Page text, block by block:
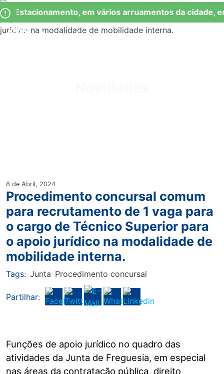
Observação:
este
site
Skip
to
content
Estacionamento, em vários arruamentos da cidade,
8 de Abril, 2024
Procedimento concursal comum
para recrutamento de 1 vaga para
o cargo de Técnico Superior para
o apoio jurídico na modalidade de
mobilidade interna.
Tags: Junta Procedimento concursal
Partilhar:
Funções de apoio jurídico no quadro das
atividades da Junta de Freguesia, em especial
nas áreas da contratação pública, direito